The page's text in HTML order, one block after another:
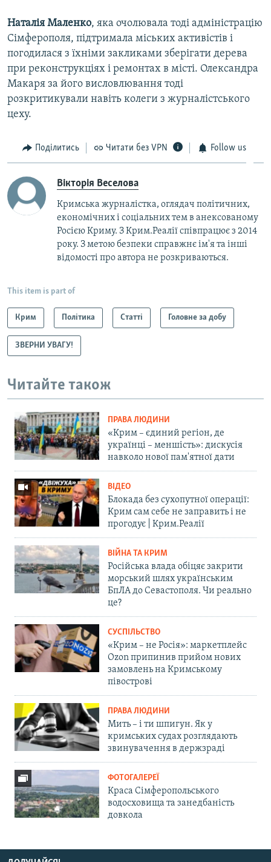
Наталія Маленко, яка очолювала тоді адміністрацію
Сімферополя, підтримала міських активістів і
погодилася з їхніми закликами зберігати дерева
при реконструкціях і ремонтах в місті. Олександра
Макаря за його висловлювання тоді
розкритикували навіть колеги з журналістського
цеху.
Поділитись Читати без VPN Follow us
Вікторія Веселова
Кримська журналістка, оглядач політичних,
економічних і соціальних тем в анексованому
Росією Криму. З Крим.Реалії співпрацює з 2014
року. З метою безпеки справжнє ім'я та інші
відомості про автора не розкриваються.
This item is part of
Крим Політика Статті Головне за добу
ЗВЕРНИ УВАГУ!
Читайте також
ПРАВА ЛЮДИНИ
«Крим – єдиний регіон, де
українці – меншість»: дискусія
навколо нової пам'ятної дати
ВІДЕО
Блокада без сухопутної операції:
Крим сам себе не заправить і не
прогодує | Крим.Реалії
ВІЙНА ТА КРИМ
Російська влада обіцяє закрити
морський шлях українським
БпЛА до Севастополя. Чи реально
це?
СУСПІЛЬСТВО
«Крим – не Росія»: маркетплейс
Ozon припинив прийом нових
замовлень на Кримському
півострові
ПРАВА ЛЮДИНИ
Мить – і ти шпигун. Як у
кримських судах розглядають
звинувачення в держзраді
ФОТОГАЛЕРЕЇ
Краса Сімферопольського
водосховища та занедбаність
довкола